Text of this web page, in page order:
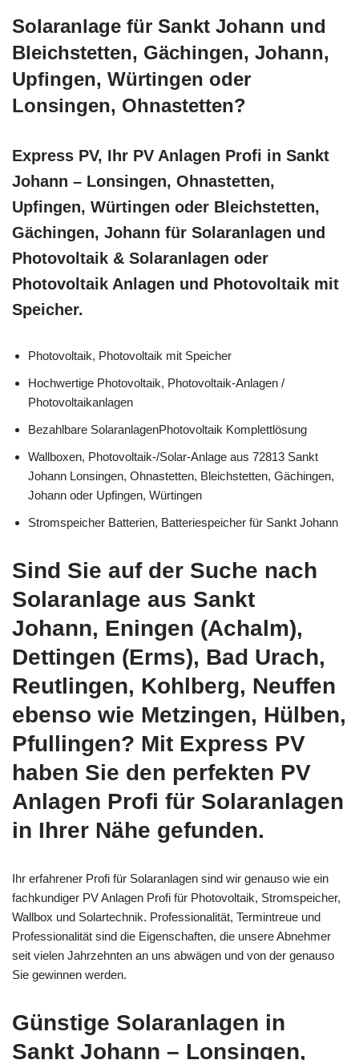
Solaranlage für Sankt Johann und
Bleichstetten, Gächingen, Johann,
Upfingen, Würtingen oder
Lonsingen, Ohnastetten?
Express PV, Ihr PV Anlagen Profi in Sankt
Johann – Lonsingen, Ohnastetten,
Upfingen, Würtingen oder Bleichstetten,
Gächingen, Johann für Solaranlagen und
Photovoltaik & Solaranlagen oder
Photovoltaik Anlagen und Photovoltaik mit
Speicher.
Photovoltaik, Photovoltaik mit Speicher
Hochwertige Photovoltaik, Photovoltaik-Anlagen /
Photovoltaikanlagen
Bezahlbare SolaranlagenPhotovoltaik Komplettlösung
Wallboxen, Photovoltaik-/Solar-Anlage aus 72813 Sankt
Johann Lonsingen, Ohnastetten, Bleichstetten, Gächingen,
Johann oder Upfingen, Würtingen
Stromspeicher Batterien, Batteriespeicher für Sankt Johann
Sind Sie auf der Suche nach
Solaranlage aus Sankt
Johann, Eningen (Achalm),
Dettingen (Erms), Bad Urach,
Reutlingen, Kohlberg, Neuffen
ebenso wie Metzingen, Hülben,
Pfullingen? Mit Express PV
haben Sie den perfekten PV
Anlagen Profi für Solaranlagen
in Ihrer Nähe gefunden.
Ihr erfahrener Profi für Solaranlagen sind wir genauso wie ein
fachkundiger PV Anlagen Profi für Photovoltaik, Stromspeicher,
Wallbox und Solartechnik. Professionalität, Termintreue und
Professionalität sind die Eigenschaften, die unsere Abnehmer
seit vielen Jahrzehnten an uns abwägen und von der genauso
Sie gewinnen werden.
Günstige Solaranlagen in
Sankt Johann – Lonsingen,